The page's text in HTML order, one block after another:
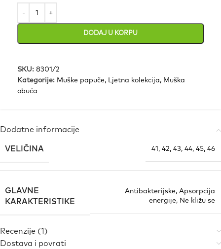
DODAJ U KORPU
SKU: 8301/2
Kategorije: Muške papuče, Ljetna kolekcija, Muška
obuća
Dodatne informacije
VELIČINA 41 , 42, 43, 44, 45, 46
GLAVNE
KARAKTERISTIKE
Antibakterijske, Apsorpcija
energije, Ne kližu se
Recenzije (1)
Dostava i povrati